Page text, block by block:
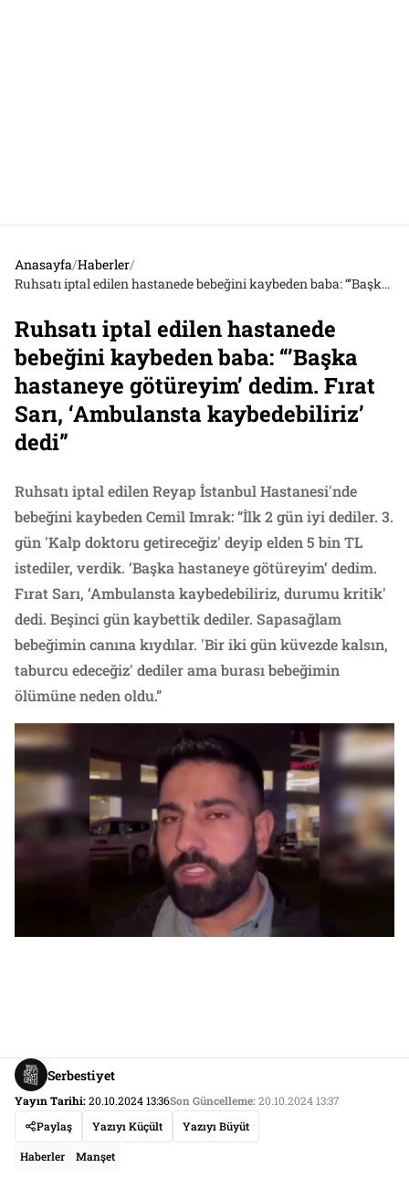
Anasayfa/Haberler/
Ruhsatı iptal edilen hastanede bebeğini kaybeden baba: “’Başka hastaneye götüreyim’ dedim. Fırat Sarı, ‘Ambulansta kaybedebiliriz’ dedi”
Ruhsatı iptal edilen hastanede
bebeğini kaybeden baba: “’Başka
hastaneye götüreyim’ dedim. Fırat
Sarı, ‘Ambulansta kaybedebiliriz’
dedi”
Ruhsatı iptal edilen Reyap İstanbul Hastanesi'nde
bebeğini kaybeden Cemil Imrak: “İlk 2 gün iyi dediler. 3.
gün 'Kalp doktoru getireceğiz' deyip elden 5 bin TL
istediler, verdik. ‘Başka hastaneye götüreyim’ dedim.
Fırat Sarı, ‘Ambulansta kaybedebiliriz, durumu kritik'
dedi. Beşinci gün kaybettik dediler. Sapasağlam
bebeğimin canına kıydılar. 'Bir iki gün küvezde kalsın,
taburcu edeceğiz' dediler ama burası bebeğimin
ölümüne neden oldu.”
Serbestiyet
Yayın Tarihi:20.10.2024 13:36Son Güncelleme:20.10.2024 13:37
Paylaş
Yazıyı Küçült Yazıyı Büyüt
Haberler Manşet